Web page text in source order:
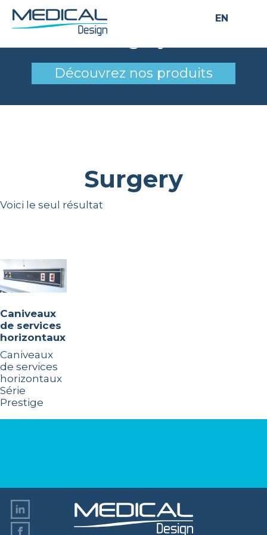
EN
Surgery
Découvrez nos produits
Surgery
Voici le seul résultat
Caniveaux
de services
horizontaux
Caniveaux
de services
horizontaux
Série
Prestige